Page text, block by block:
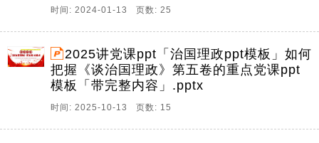
时间: 2024-01-13 页数: 25
2025讲党课ppt「治国理政ppt模板」如何
把握《谈治国理政》第五卷的重点党课ppt
模板「带完整内容」.pptx
时间: 2025-10-13 页数: 15